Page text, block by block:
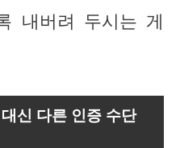
내버려 두시는 게
신 다른 인증 수단